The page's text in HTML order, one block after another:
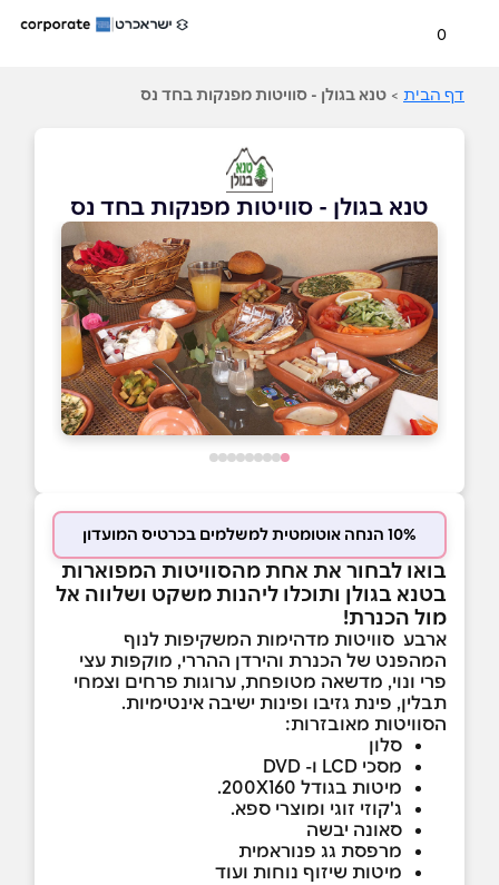
0
דף הבית > טנא בגולן - סוויטות מפנקות בחד נס
טנא בגולן - סוויטות מפנקות בחד נס
10% הנחה אוטומטית למשלמים בכרטיס המועדון
בואו לבחור את אחת מהסוויטות המפוארות
בטנא בגולן ותוכלו ליהנות משקט ושלווה אל
מול הכנרת!
ארבע סוויטות מדהימות המשקיפות לנוף
המהפנט של הכנרת והירדן ההררי, מוקפות עצי
פרי ונוי, מדשאה מטופחת, ערוגות פרחים וצמחי
תבלין, פינת גזיבו ופינות ישיבה אינטימיות.
הסוויטות מאובזרות:
סלון
מסכי LCD ו- DVD
מיטות בגודל 200X160.
ג'קוזי זוגי ומוצרי ספא.
סאונה יבשה
מרפסת גג פנוראמית
מיטות שיזוף נוחות ועוד